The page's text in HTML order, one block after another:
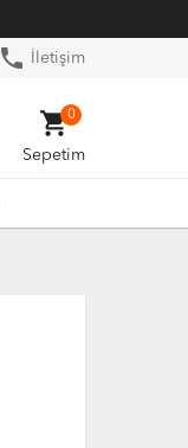
phone İletişim
shopping_cart
Sepetim
0